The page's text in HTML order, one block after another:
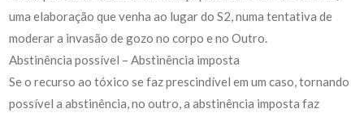
uma elaboração que venha ao lugar do S2, numa tentativa de
moderar a invasão de gozo no corpo e no Outro.
Abstinência possível – Abstinência imposta
Se o recurso ao tóxico se faz prescindível em um caso, tornando
possível a abstinência, no outro, a abstinência imposta faz